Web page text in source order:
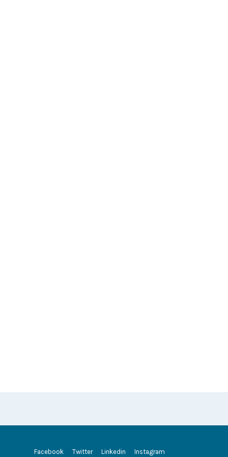
Facebook Twitter Linkedin Instagram